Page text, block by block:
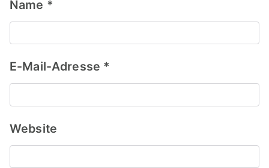
Name *
E-Mail-Adresse *
Website